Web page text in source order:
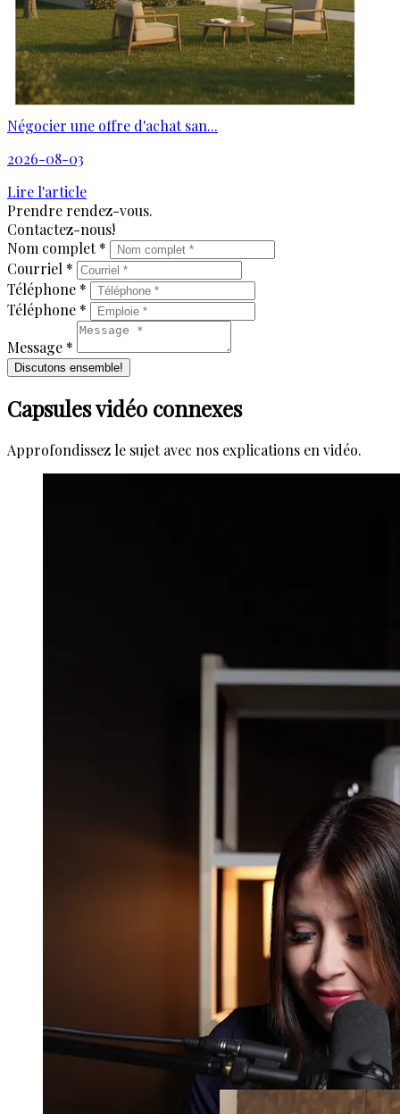
Négocier une offre d'achat san...
2026-08-03
Lire l'article
Prendre rendez-vous.
Contactez-nous!
Nom complet *
Courriel *
Téléphone *
Téléphone *
Message *
Discutons ensemble!
Capsules vidéo connexes
Approfondissez le sujet avec nos explications en vidéo.